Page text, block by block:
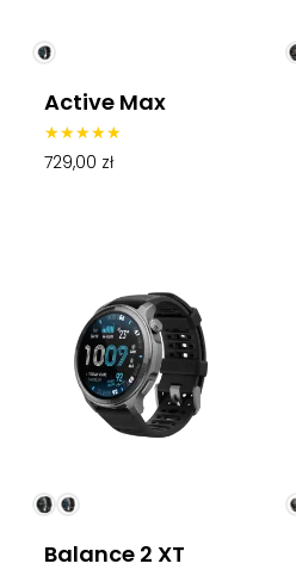
Active Max
Oceniono
4.50
729,00 zł
Balance 2 XT